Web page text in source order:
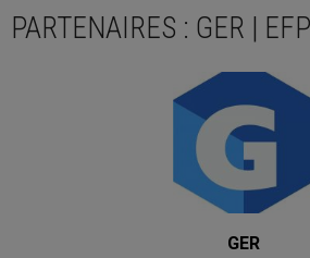
PARTENAIRES : GER |
GER